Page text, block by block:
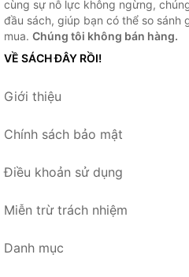
cùng sự nỗ lực không ngừng,
đầu sách, giúp bạn có thể so sánh
mua. Chúng tôi không bán hàng.
VỀ SÁCH ĐÂY RỒI!
Giới thiệu
Chính sách bảo mật
Điều khoản sử dụng
Miễn trừ trách nhiệm
Danh mục